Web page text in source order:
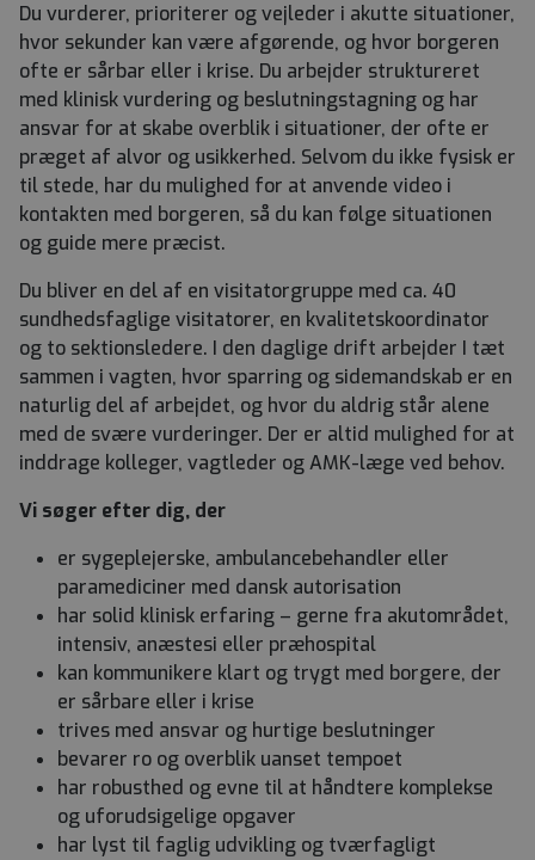
Du vurderer, prioriterer og vejleder i akutte situationer,
hvor sekunder kan være afgørende, og hvor borgeren
ofte er sårbar eller i krise. Du arbejder struktureret
med klinisk vurdering og beslutningstagning og har
ansvar for at skabe overblik i situationer, der ofte er
præget af alvor og usikkerhed. Selvom du ikke fysisk er
til stede, har du mulighed for at anvende video i
kontakten med borgeren, så du kan følge situationen
og guide mere præcist.
Du bliver en del af en visitatorgruppe med ca. 40
sundhedsfaglige visitatorer, en kvalitetskoordinator
og to sektionsledere. I den daglige drift arbejder I tæt
sammen i vagten, hvor sparring og sidemandskab er en
naturlig del af arbejdet, og hvor du aldrig står alene
med de svære vurderinger. Der er altid mulighed for at
inddrage kolleger, vagtleder og AMK-læge ved behov.
Vi søger efter dig, der
er sygeplejerske, ambulancebehandler eller
paramediciner med dansk autorisation
har solid klinisk erfaring – gerne fra akutområdet,
intensiv, anæstesi eller præhospital
kan kommunikere klart og trygt med borgere, der
er sårbare eller i krise
trives med ansvar og hurtige beslutninger
bevarer ro og overblik uanset tempoet
har robusthed og evne til at håndtere komplekse
og uforudsigelige opgaver
har lyst til faglig udvikling og tværfagligt